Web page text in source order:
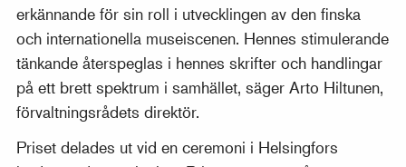
erkännande för sin roll i utvecklingen av den finska
och internationella museiscenen. Hennes stimulerande
tänkande återspeglas i hennes skrifter och handlingar
på ett brett spektrum i samhället, säger Arto Hiltunen,
förvaltningsrådets direktör.
Priset delades ut vid en ceremoni i Helsingfors